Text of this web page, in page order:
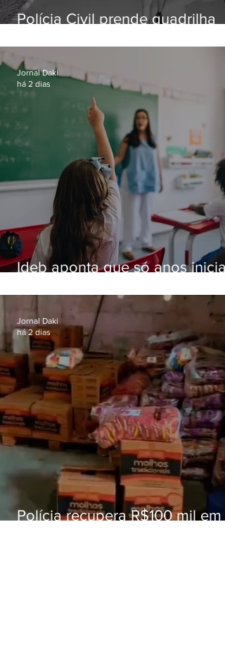
Polícia Civil prende quadrilha
residências de luxo no Rio
Ideb aponta que só anos
educação
Jornal Daki
há 2 dias
Polícia recupera R$100 mil em
Jornal Daki
há 2 dias